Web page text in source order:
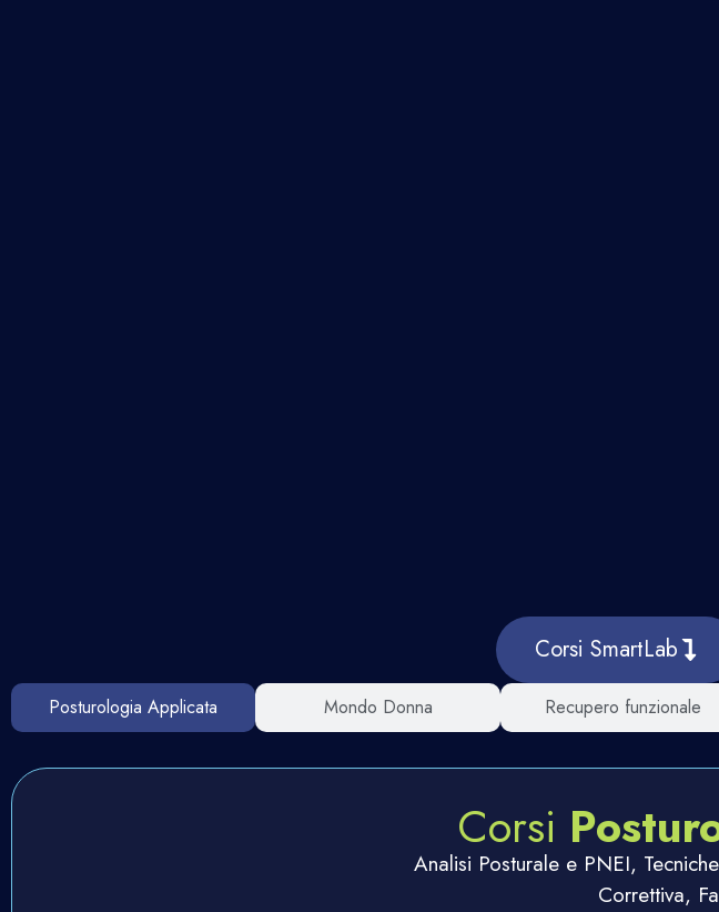
Corsi SmartLab
Posturologia Applicata Mondo Donna Recupero funzionale
Corsi
Analisi Posturale e PNEI,
Correttiva,